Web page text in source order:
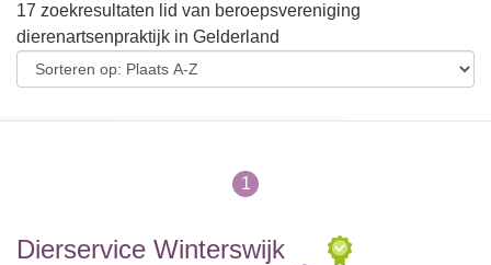
17 zoekresultaten lid van beroepsvereniging
dierenartsenpraktijk in Gelderland
1
Dierservice Winterswijk